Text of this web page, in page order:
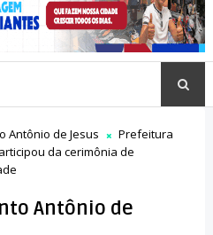
Antônio de Jesus
Prefeitura
da cerimônia de
Antônio de